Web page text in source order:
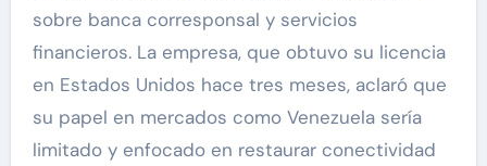
sobre banca corresponsal y servicios
financieros. La empresa, que obtuvo su licencia
en Estados Unidos hace tres meses, aclaró que
su papel en mercados como Venezuela sería
limitado y enfocado en restaurar conectividad